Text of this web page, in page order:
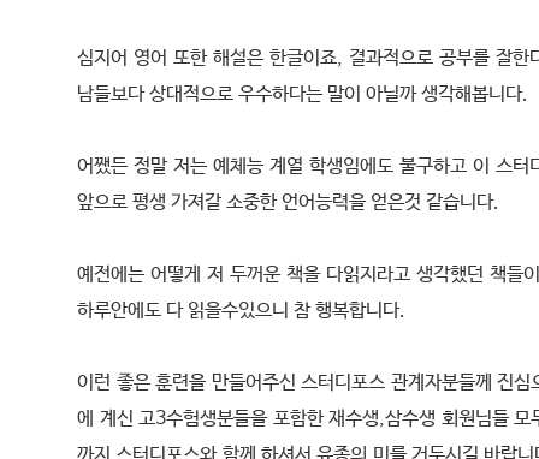
심지어 영어 또한 해설은 한글이죠, 결과적으로 공부를 잘한
남들보다 상대적으로 우수하다는 말이 아닐까 생각해봅니다.
어쨌든 정말 저는 예체능 계열 학생임에도 불구하고 이 스터
앞으로 평생 가져갈 소중한 언어능력을 얻은것 같습니다.
예전에는 어떻게 저 두꺼운 책을 다읽지라고 생각했던 책들
하루안에도 다 읽을수있으니 참 행복합니다.
이런 좋은 훈련을 만들어주신 스터디포스 관계자분들께 진심
에 계신 고3수험생분들을 포함한 재수생,삼수생 회원님들 모